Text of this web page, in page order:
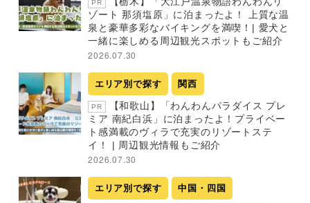
PR
ゾート 那須塩原」に泊まったよ！ 上質な温
泉と豪華多彩なバイキングを満喫！| 愛犬と
一緒に楽しめる周辺観光スポットもご紹介
2026.07.30
エリア別で探す 関西
PR
【和歌山】「わんわんパラダイス プレ
ミア 南紀白浜」に泊まったよ！プライベー
ト感満載のヴィラで充実のリゾートステ
イ！ | 周辺観光情報もご紹介
2026.07.30
エリア別で探す 中国・四国